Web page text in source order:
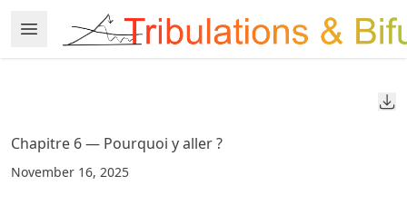
to
article
to
article
content
Open Menu
Made with MyST
Chapitre 6 — Pourquoi y aller ?
November 16, 2025